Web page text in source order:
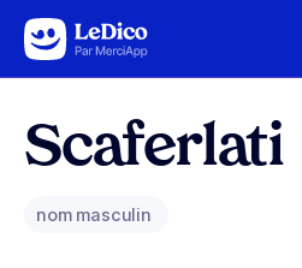
Aller au contenu
Scaferlati
nom masculin